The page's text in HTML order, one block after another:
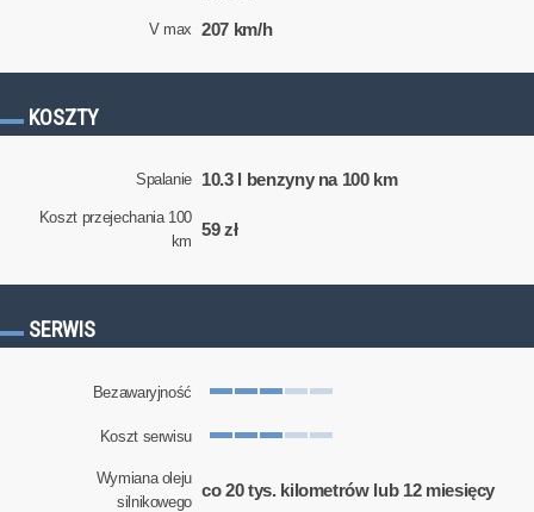
V max 207 km/h
KOSZTY
Spalanie 10.3 l benzyny na 100 km
Koszt przejechania 100
km
59 zł
SERWIS
Bezawaryjność
Koszt serwisu
Wymiana oleju
silnikowego
co 20 tys. kilometrów lub 12 miesięcy